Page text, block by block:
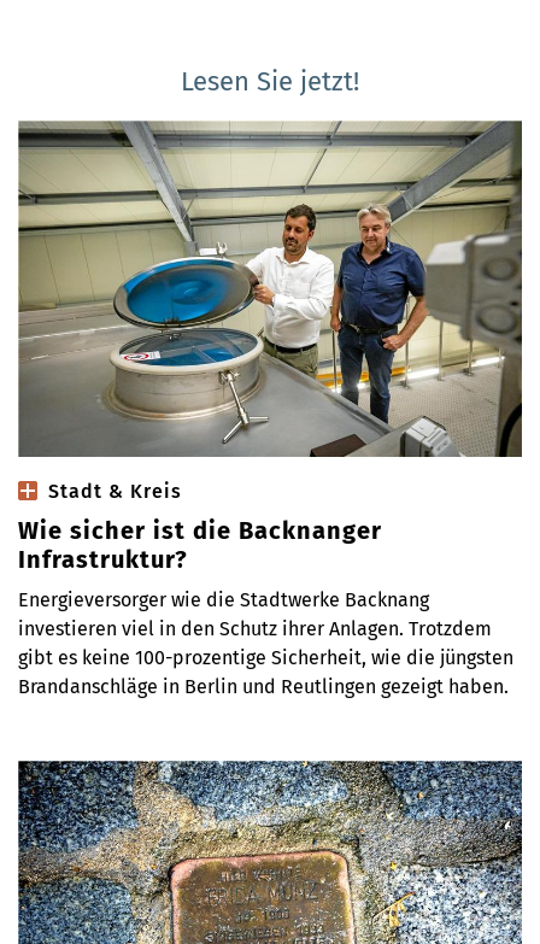
Lesen Sie jetzt!
Stadt & Kreis
Wie sicher ist die Backnanger
Infrastruktur?
Energieversorger wie die Stadtwerke Backnang
investieren viel in den Schutz ihrer Anlagen. Trotzdem
gibt es keine 100-prozentige Sicherheit, wie die jüngsten
Brandanschläge in Berlin und Reutlingen gezeigt haben.